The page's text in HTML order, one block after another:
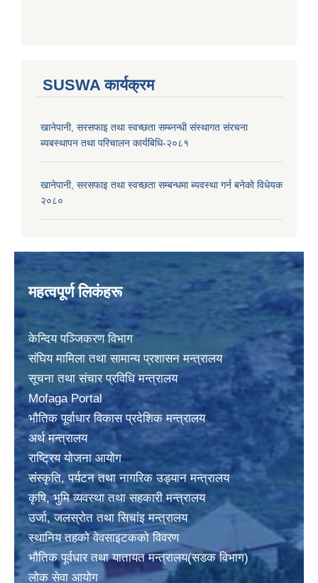
SUSWA कार्यक्रम
खानेपानी, सरसफाइ तथा स्वच्छता सम्ब्नन्धी संस्थागत संरचना
ब्यबस्थापन तथा परिचालन कार्यबिधि-२०८१
खानेपानी, सरसफाइ तथा स्वच्छता सम्बन्धमा ब्यवस्था गर्न बनेको विधेयक
२०८०
महत्वपूर्ण लिकंहरू
केन्दिय पञ्जिकरण विभाग
संघिय मामिला तथा सामान्य प्रशासन मन्त्रालय
सूचना तथा संचार प्रविधि मन्त्रालय
Mofaga Portal
भाैतिक पूर्वाधार विकास प्रदेशिक मन्त्रालय
अर्थ मन्त्रालय
राष्ट्रिय योजना आयोग
संस्कृति, पर्यटन तथा नागरिक उड्यान मन्त्रालय
कृषि, भुमि व्यवस्था तथा सहकारी मन्त्रालय
उर्जा, जलस्राेत तथा सिचांइ मन्त्रालय
स्थानिय तहकाे वेवसाइटककाे विवरण
भाैतिक पूर्वधार तथा यातायत मन्त्रालय(सडक विभाग)
लाेक सेवा आयोग